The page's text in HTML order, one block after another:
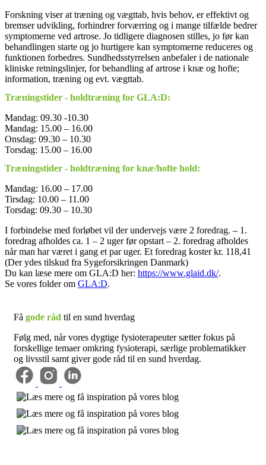
Forskning viser at træning og vægttab, hvis behov, er effektivt og
bremser udvikling, forhindrer forværring og i mange tilfælde bedrer
symptomerne ved artrose. Jo tidligere diagnosen stilles, jo før kan
behandlingen starte og jo hurtigere kan symptomerne reduceres og
funktionen forbedres. Sundhedsstyrrelsen anbefaler i de nationale
kliniske retningslinjer, for behandling af artrose i knæ og hofte;
information, træning og evt. vægttab.
Træningstider - holdtræning for GLA:D:
Mandag: 09.30 -10.30
Mandag: 15.00 – 16.00
Onsdag: 09.30 – 10.30
Torsdag: 15.00 – 16.00
Træningstider - holdtræning for knæ/hofte hold:
Mandag: 16.00 – 17.00
Tirsdag: 10.00 – 11.00
Torsdag: 09.30 – 10.30
I forbindelse med forløbet vil der undervejs være 2 foredrag. – 1.
foredrag afholdes ca. 1 – 2 uger før opstart – 2. foredrag afholdes
når man har været i gang et par uger. Et foredrag koster kr. 118,41
(Der ydes tilskud fra Sygeforsikringen Danmark)
Du kan læse mere om GLA:D her: https://www.glaid.dk/.
Se vores folder om GLA:D.
Få gode råd til en sund hverdag
Følg med, når vores dygtige fysioterapeuter sætter fokus på
forskellige temaer omkring fysioterapi, særlige problematikker
og livsstil samt giver gode råd til en sund hverdag.